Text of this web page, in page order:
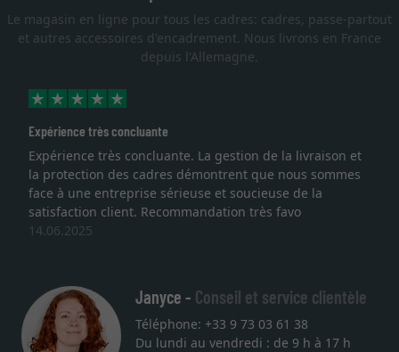
Le magasin en ligne pour tous les cadres: cadres, passe-partout
et autres accessoires d'encadrement. Nous livrons en France
depuis l'Allemagne.
Expérience très concluante
Expérience très concluante. La gestion de la livraison et
la protection des cadres démontrent que nous sommes
face à une entreprise sérieuse et soucieuse de la
satisfaction client. Recommandation très favo
14.06.2025
Janyce - Conseil et service clientèle
Téléphone: +33 9 73 03 61 38
Du lundi au vendredi : de 9 h à 17 h